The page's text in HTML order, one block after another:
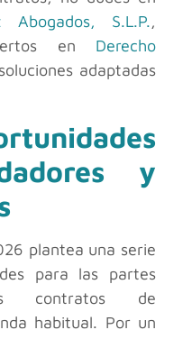
Abogados, S.L.P.,
en Derecho
adaptadas
y
plantea una serie
para las partes
contratos de
habitual. Por un